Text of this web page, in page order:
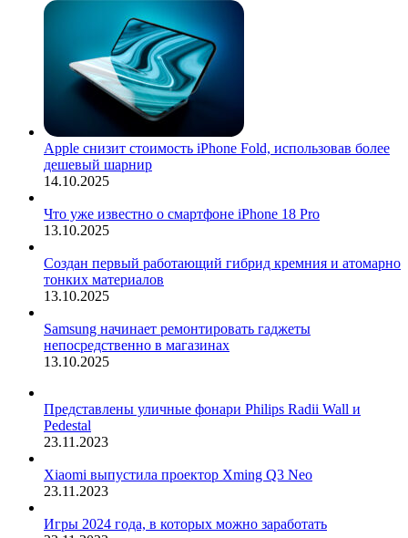
Apple снизит стоимость iPhone Fold, использовав более
дешевый шарнир
14.10.2025
Что уже известно о смартфоне iPhone 18 Pro
13.10.2025
Создан первый работающий гибрид кремния и атомарно
тонких материалов
13.10.2025
Samsung начинает ремонтировать гаджеты
непосредственно в магазинах
13.10.2025
Представлены уличные фонари Philips Radii Wall и
Pedestal
23.11.2023
Xiaomi выпустила проектор Xming Q3 Neo
23.11.2023
Игры 2024 года, в которых можно заработать